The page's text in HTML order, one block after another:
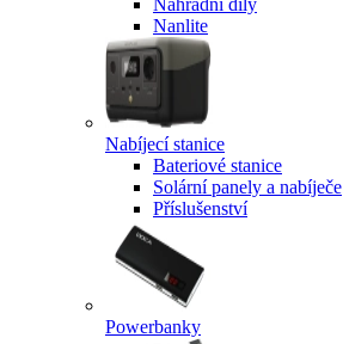
Náhradní díly
Nanlite
Nabíjecí stanice
Bateriové stanice
Solární panely a nabíječe
Příslušenství
Powerbanky